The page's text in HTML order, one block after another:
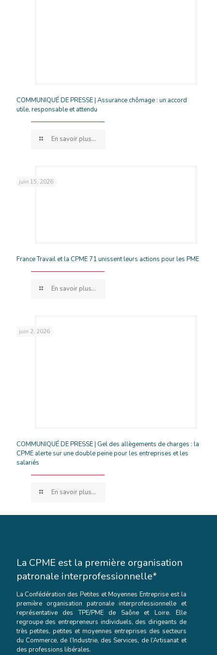
COMMUNIQUÉ DE PRESSE | Assurance chômage : un accord
utile, responsable et attendu
En savoir plus...
juin 15, 2026
France Travail et la CPME 71 unissent leurs actions pour les PME
En savoir plus...
juin 2, 2026
COMMUNIQUÉ DE PRESSE | Gel des allègements de charges : la
CPME alerte sur une double peine pour les entreprises et les
salariés
En savoir plus...
La CPME est la première organisation
patronale interprofessionnelle*
La Confédération des Petites et Moyennes Entreprise est la
première organisation patronale interprofessionnelle et
représentative des TPE/PME de Saône et Loire. Elle
regroupe des entrepreneurs individuels, des dirigeants de
très petites, petites et moyennes entreprises des secteurs
du Commerce, de l’Industrie, des Services, de l’Artisanat et
des professions libérales.